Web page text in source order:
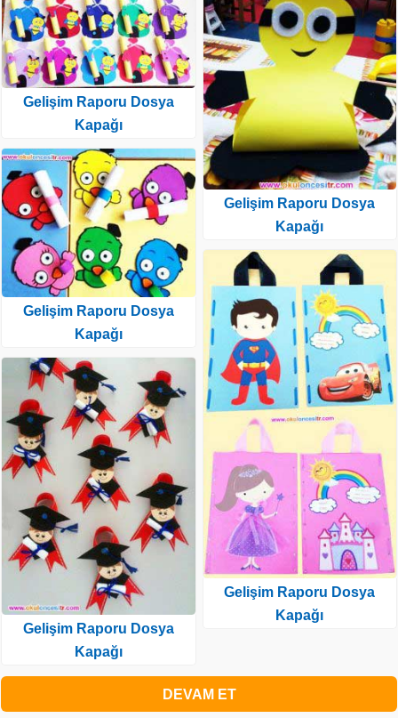
Gelişim Raporu Dosya
Kapağı
Gelişim Raporu Dosya
Kapağı
Gelişim Raporu Dosya
Kapağı
Gelişim Raporu Dosya
Kapağı
Gelişim Raporu Dosya
Kapağı
DEVAM ET